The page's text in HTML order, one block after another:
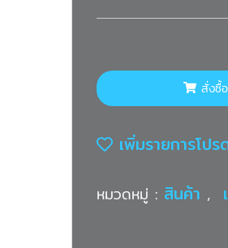
สั่งซื้
เพิ่มรายการโปร
หมวดหมู่ : สินค้า ,